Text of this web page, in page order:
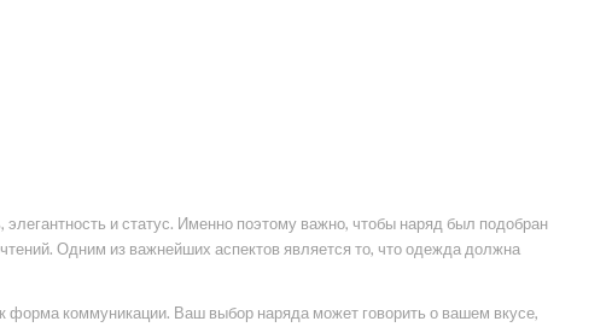
и статус. Именно поэтому важно, чтобы наряд был подобран
Одним из важнейших аспектов является то, что одежда должна
форма коммуникации. Ваш выбор наряда может говорить о вашем вкусе,